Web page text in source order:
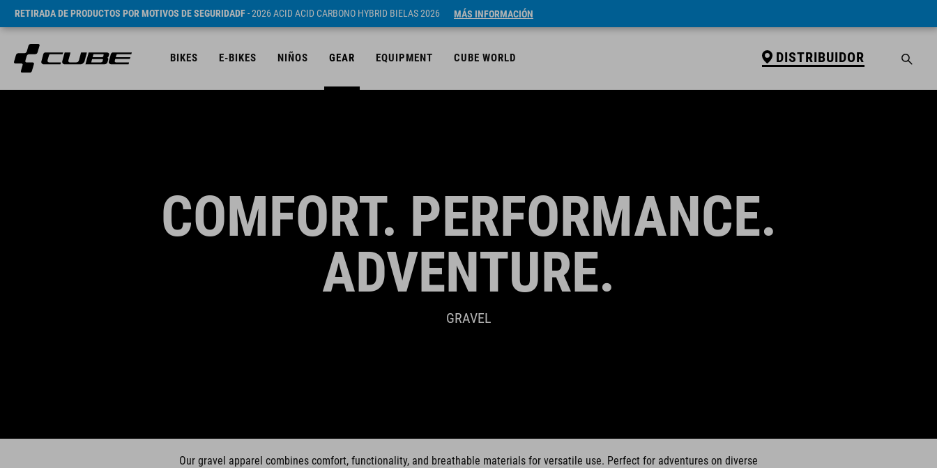
RETIRADA DE PRODUCTOS POR MOTIVOS DE SEGURIDADF- 2026 ACID ACID CARBONO HYBRID BIELAS 2026 MÁS INFORMACIÓN
BIKES E-BIKES NIÑOS GEAR EQUIPMENT CUBE WORLD DISTRIBUIDOR
COMFORT. PERFORMANCE.
ADVENTURE.
GRAVEL
Our gravel apparel combines comfort, functionality, and breathable materials for versatile use. Perfect for adventures on diverse